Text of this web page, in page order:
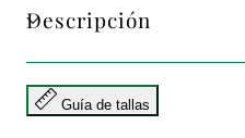
Descripción
Guía de tallas